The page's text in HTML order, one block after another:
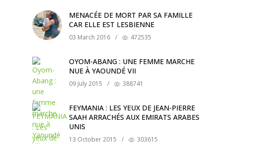
MENACÉE DE MORT PAR SA FAMILLE
CAR ELLE EST LESBIENNE
03 March 2016 / 472535
OYOM-ABANG : UNE FEMME MARCHE
NUE À YAOUNDÉ VII
09 July 2015 / 388741
FEYMANIA : LES YEUX DE JEAN-PIERRE
SAAH ARRACHÉS AUX EMIRATS ARABES
UNIS
13 October 2015 / 303615